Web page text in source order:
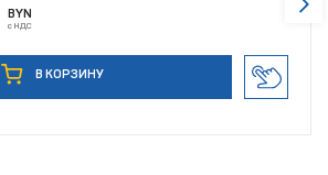
BYN
с НДС
В КОРЗИНУ